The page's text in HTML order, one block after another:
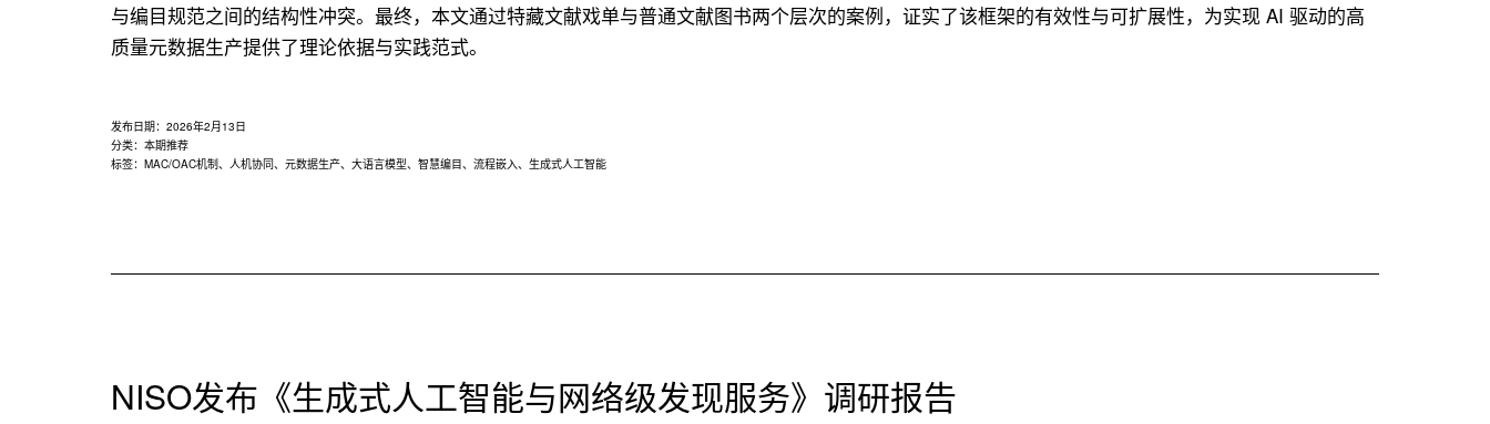
与编目规范之间的结构性冲突。最终，本文通过特藏文献戏单与普通文献图书两个层次的案例，证实了该框架的有效性与可扩展性，为实现 AI 驱动的高
质量元数据生产提供了理论依据与实践范式。
发布日期： 2026年2月13日
分类： 本期推荐
标签： MAC/OAC机制、 人机协同、 元数据生产、 大语言模型、 智慧编目、 流程嵌入、 生成式人工智能
NISO发布《生成式人工智能与网络级发现服务》调研报告